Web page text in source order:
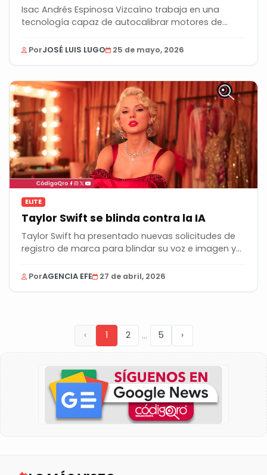
Isac Andrés Espinosa Vizcaíno trabaja en una
tecnología capaz de autocalibrar motores de
PorJOSÉ LUIS LUGO 25 de mayo, 2026
ELITE
Taylor Swift se blinda contra la IA
Taylor Swift ha presentado nuevas solicitudes de
registro de marca para blindar su voz e imagen y...
PorAGENCIA EFE 27 de abril, 2026
‹ 1 2 ... 5 ›